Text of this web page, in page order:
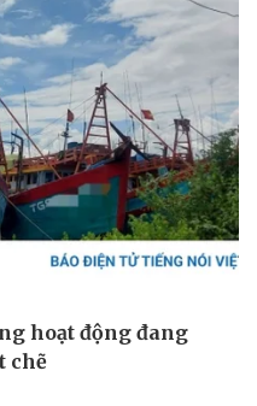
Công nghệ
Sành điệu
Tin Công nghệ
Trải nghiệm
Chuyển đổi số